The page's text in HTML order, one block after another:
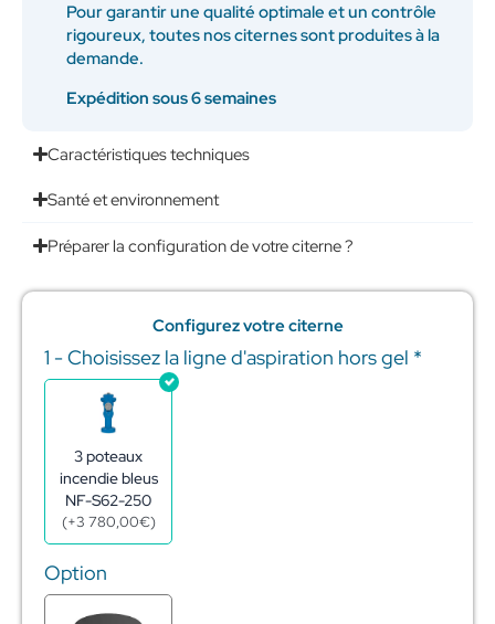
Pour garantir une qualité optimale et un contrôle
rigoureux, toutes nos citernes sont produites à la
demande.
Expédition sous 6 semaines
Caractéristiques techniques
Santé et environnement
Préparer la configuration de votre citerne ?
Configurez votre citerne
1 - Choisissez la ligne d'aspiration hors gel *
3 poteaux
incendie bleus
NF-S62-250
(+3 780,00€)
Option
quantité
de
Réserve
incendie
acier
galva
300m3
-
h3,76m